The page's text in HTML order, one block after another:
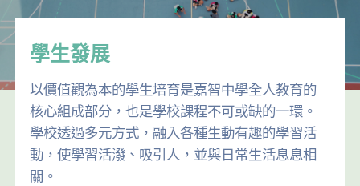
學生發展
以價值觀為本的學生培育是嘉智中學全人教育的
核心組成部分，也是學校課程不可或缺的一環。
學校透過多元方式，融入各種生動有趣的學習活
動，使學習活潑、吸引人，並與日常生活息息相
關。